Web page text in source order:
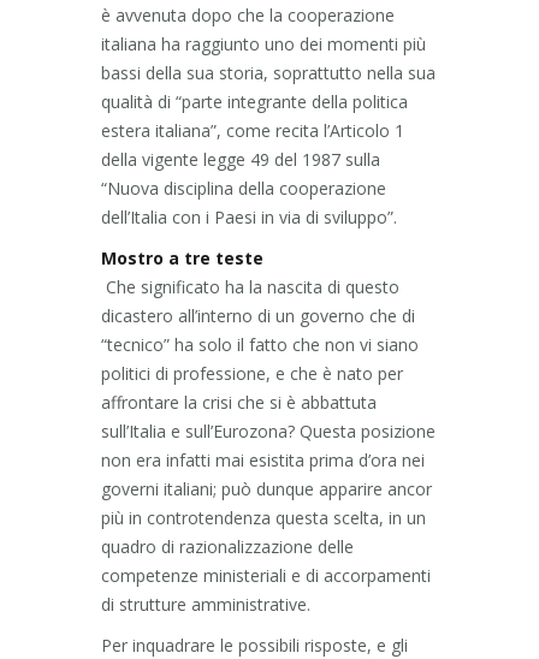
è avvenuta dopo che la cooperazione
italiana ha raggiunto uno dei momenti più
bassi della sua storia, soprattutto nella sua
qualità di “parte integrante della politica
estera italiana”, come recita l’Articolo 1
della vigente legge 49 del 1987 sulla
“Nuova disciplina della cooperazione
dell’Italia con i Paesi in via di sviluppo”.
Mostro a tre teste
Che significato ha la nascita di questo
dicastero all’interno di un governo che di
“tecnico” ha solo il fatto che non vi siano
politici di professione, e che è nato per
affrontare la crisi che si è abbattuta
sull’Italia e sull’Eurozona? Questa posizione
non era infatti mai esistita prima d’ora nei
governi italiani; può dunque apparire ancor
più in controtendenza questa scelta, in un
quadro di razionalizzazione delle
competenze ministeriali e di accorpamenti
di strutture amministrative.
Per inquadrare le possibili risposte, e gli